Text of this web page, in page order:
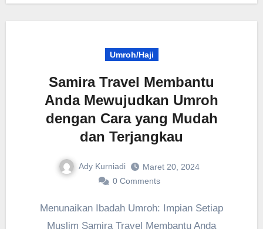
Umroh/Haji
Samira Travel Membantu
Anda Mewujudkan Umroh
dengan Cara yang Mudah
dan Terjangkau
Ady Kurniadi
Maret 20, 2024
0 Comments
Menunaikan Ibadah Umroh: Impian Setiap
Muslim Samira Travel Membantu Anda